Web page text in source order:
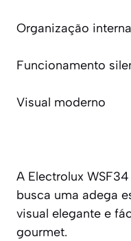
Organização
Funcionamento
Visual moderno
A Electrolux
busca uma adega
visual elegante e
gourmet.